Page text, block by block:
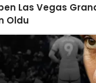
Las Vegas
Oldu